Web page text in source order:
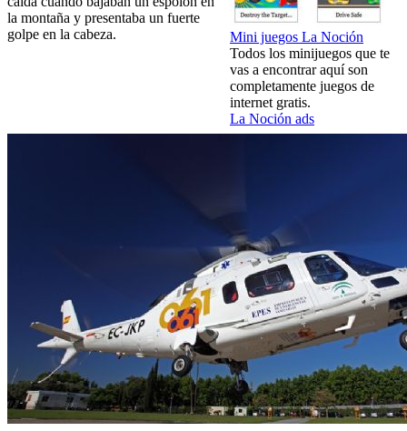
Mini juegos La Noción
Todos los minijuegos que te
vas a encontrar aquí son
completamente juegos de
internet gratis.
La Noción ads
la montaña y presentaba un fuerte
golpe en la cabeza.